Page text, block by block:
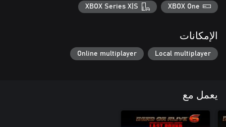
XBOX One
XBOX Series X|S
الإمكانات
Local multiplayer
Online multiplayer
يعمل مع